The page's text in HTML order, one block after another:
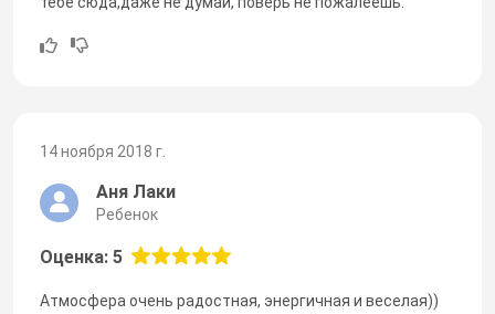
14 ноября 2018 г.
Аня Лаки
Ребенок
Оценка: 5
Атмосфера очень радостная, энергичная и веселая))